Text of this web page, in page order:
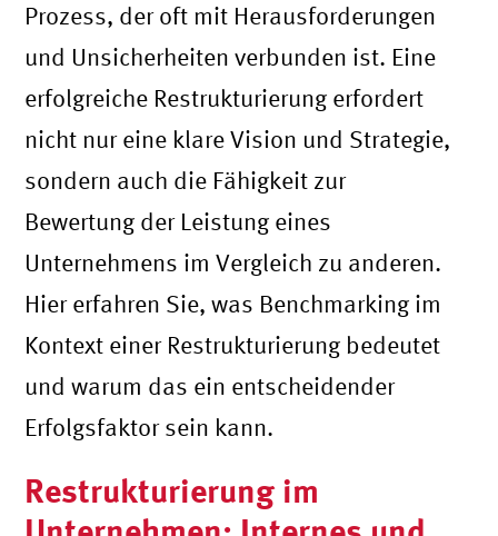
Prozess, der oft mit Herausforderungen
und Unsicherheiten verbunden ist. Eine
erfolgreiche Restrukturierung erfordert
nicht nur eine klare Vision und Strategie,
sondern auch die Fähigkeit zur
Bewertung der Leistung eines
Unternehmens im Vergleich zu anderen.
Hier erfahren Sie, was Benchmarking im
Kontext einer Restrukturierung bedeutet
und warum das ein entscheidender
Erfolgsfaktor sein kann.
Restrukturierung im